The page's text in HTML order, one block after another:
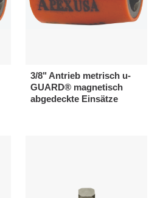
3/8" Antrieb metrisch u-
GUARD® magnetisch
abgedeckte Einsätze